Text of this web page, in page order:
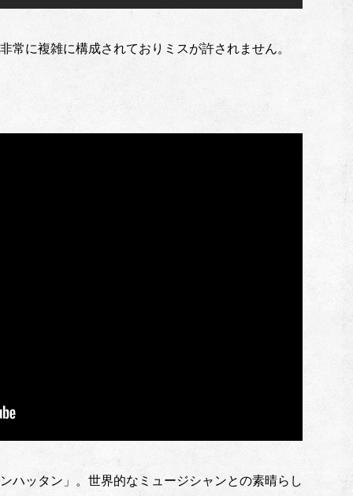
常に複雑に構成されておりミスが許されません。
ハッタン」。世界的なミュージシャンとの素晴らし